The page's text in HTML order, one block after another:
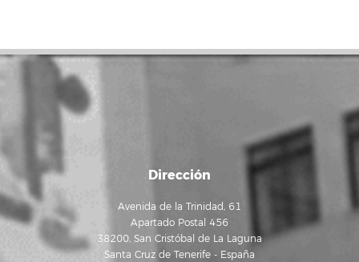
Dirección
Avenida de la Trinidad, 61
Apartado Postal 456
38200, San Cristóbal de La Laguna
Santa Cruz de Tenerife - España